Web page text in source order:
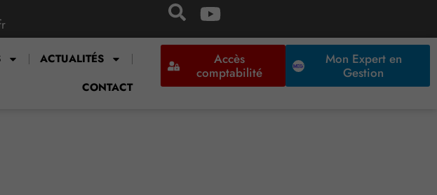
ACTUALITÉS
CONTACT
Accès
comptabilité
Mon Expert en
Gestion